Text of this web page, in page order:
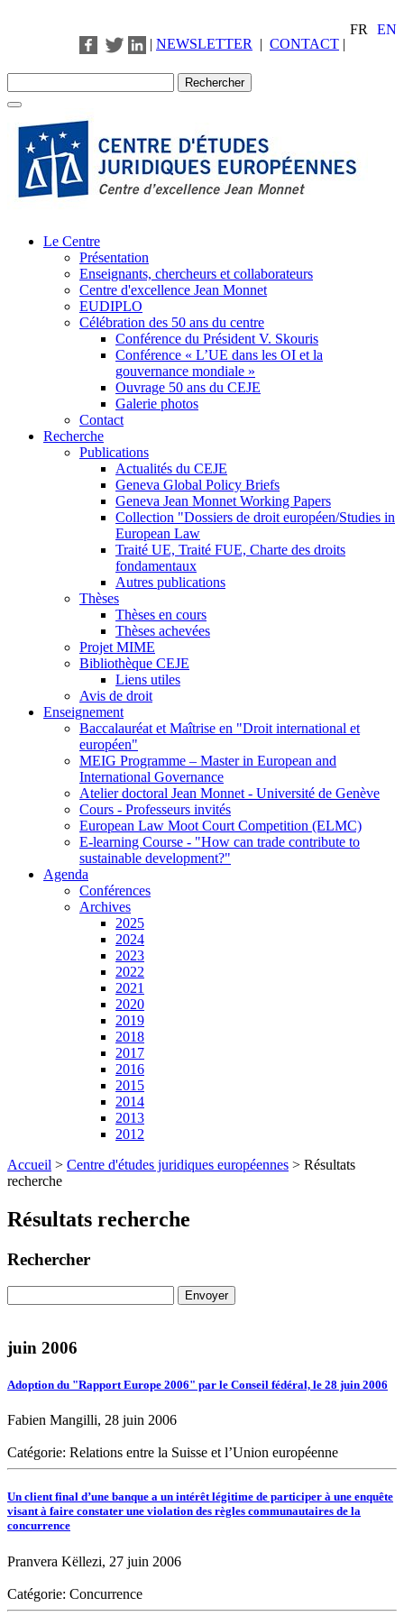
FR
EN
| NEWSLETTER | CONTACT |
Le Centre
Présentation
Enseignants, chercheurs et collaborateurs
Centre d'excellence Jean Monnet
EUDIPLO
Célébration des 50 ans du centre
Conférence du Président V. Skouris
Conférence « L’UE dans les OI et la
gouvernance mondiale »
Ouvrage 50 ans du CEJE
Galerie photos
Contact
Recherche
Publications
Actualités du CEJE
Geneva Global Policy Briefs
Geneva Jean Monnet Working Papers
Collection "Dossiers de droit européen/Studies in
European Law
Traité UE, Traité FUE, Charte des droits
fondamentaux
Autres publications
Thèses
Thèses en cours
Thèses achevées
Projet MIME
Bibliothèque CEJE
Liens utiles
Avis de droit
Enseignement
Baccalauréat et Maîtrise en "Droit international et
européen"
MEIG Programme – Master in European and
International Governance
Atelier doctoral Jean Monnet - Université de Genève
Cours - Professeurs invités
European Law Moot Court Competition (ELMC)
E-learning Course - "How can trade contribute to
sustainable development?"
Agenda
Conférences
Archives
2025
2024
2023
2022
2021
2020
2019
2018
2017
2016
2015
2014
2013
2012
Accueil > Centre d'études juridiques européennes > Résultats
recherche
Résultats recherche
Rechercher
juin 2006
Adoption du "Rapport Europe 2006" par le Conseil fédéral, le 28 juin 2006
Fabien Mangilli, 28 juin 2006
Catégorie: Relations entre la Suisse et l’Union européenne
Un client final d’une banque a un intérêt légitime de participer à une enquête
visant à faire constater une violation des règles communautaires de la
concurrence
Pranvera Këllezi, 27 juin 2006
Catégorie: Concurrence